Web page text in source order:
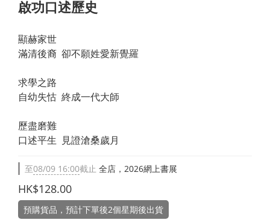
啟功口述歷史
顯赫家世
滿清後裔  卻不願姓愛新覺羅
求學之路
自幼失怙  終成一代大師
歷盡磨難
口述平生  見證滄桑歲月
至08/09 16:00截止 全店，2026網上書展
HK$128.00
預購貨品，預計下單後2個星期後出貨